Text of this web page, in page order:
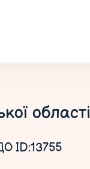
області
ID:13755